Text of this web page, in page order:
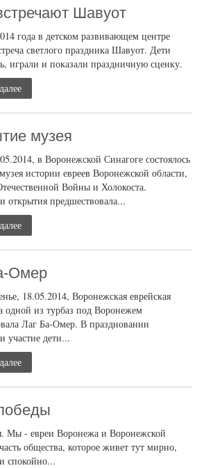
Шавуот
года в детском развивающем центре
светлого праздника Шавуот. Дети
играли и показали праздничную сценку.
музея
в Воронежской Синагоге состоялось
истории евреев Воронежской области,
Войны и Холокоста.
открытия предшествовала...
Омер
18.05.2014, Воронежская еврейская
одной из турбаз под Воронежем
Лаг Ба-Омер. В праздновании
участие дети...
Мы - евреи Воронежа и Воронежской
общества, которое живет тут мирно,
спокойно...